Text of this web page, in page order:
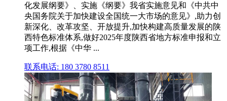
化发展纲要》、实施《纲要》我省实施意见和《中共中
央国务院关于加快建设全国统一大市场的意见》,助力创
新深化、改革攻坚、开放提升,加快构建高质量发展的陕
西特色标准体系,做好2025年度陕西省地方标准申报和立
项工作,根据《中华 ...
联系电话: 180 3780 8511